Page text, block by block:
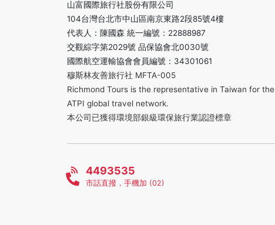
山富國際旅行社股份有限公司
104台灣台北市中山區南京東路2段85號4樓
代表人：陳國森 統一編號：22888987
交觀綜字第2029號 品保協會北0030號
國際航空運輸協會會員編號：34301061
穆斯林友善旅行社 MFTA-005
Richmond Tours is the representative in Taiwan for the
ATPI global travel network.
本公司已獲得環境部銀級環保旅行業認證標章
4493535
市話直撥，手機加 (02)